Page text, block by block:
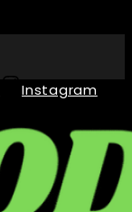
Instagram